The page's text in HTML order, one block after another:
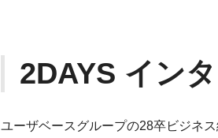
2DAYS イン
ユーザベースグループの28卒ビジネ